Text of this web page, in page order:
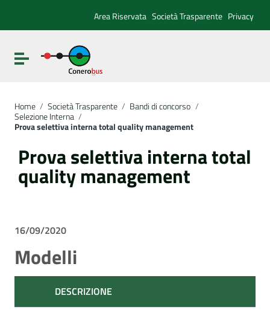
Vai al menu di navigazione
Vai al footer
Area Riservata Società Trasparente Privacy
Attiva / disattiva la navigazione
Home / Società Trasparente / Bandi di concorso /
Selezione Interna /
Prova selettiva interna total quality management
Prova selettiva interna total
quality management
16/09/2020
Modelli
DESCRIZIONE